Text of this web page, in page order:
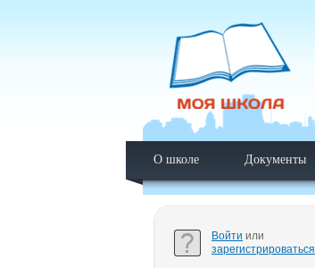
О школе Документы
Войти или
зарегистрироваться